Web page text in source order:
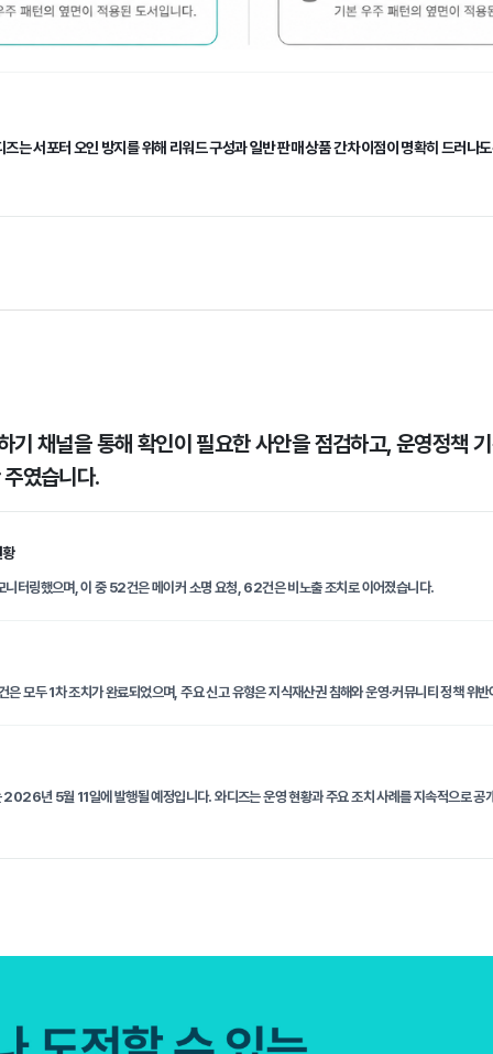
는 서포터 오인 방지를 위해 리워드 구성과 일반 판매 상품 간 차이점이 명확히 드러나
기 채널을 통해 확인이 필요한 사안을 점검하고, 운영정책
였습니다.
터링했으며, 이 중 52건은 메이커 소명 요청, 62건은 비노출 조치로 이어졌습니다.
은 모두 1차 조치가 완료되었으며, 주요 신고 유형은 지식재산권 침해와 운영·커뮤니티 정책 위
2026년 5월 11일에 발행될 예정입니다. 와디즈는 운영 현황과 주요 조치 사례를 지속적으로 공